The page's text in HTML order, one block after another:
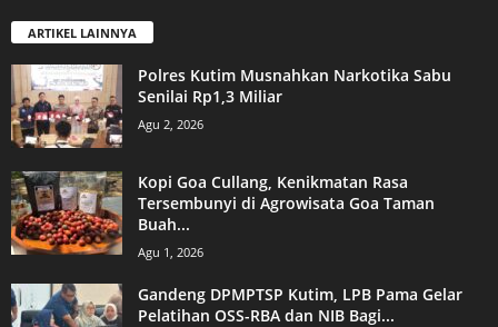
ARTIKEL LAINNYA
Polres Kutim Musnahkan Narkotika Sabu
Senilai Rp1,3 Miliar
Agu 2, 2026
Kopi Goa Cullang, Kenikmatan Rasa
Tersembunyi di Agrowisata Goa Taman
Buah...
Agu 1, 2026
Gandeng DPMPTSP Kutim, LPB Pama Gelar
Pelatihan OSS-RBA dan NIB Bagi...